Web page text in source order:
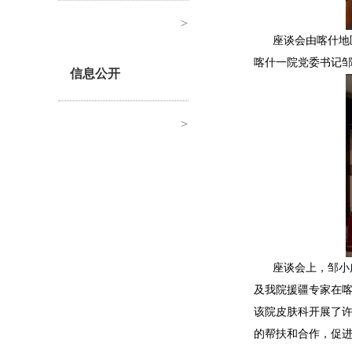
>
信息公开
>
座谈会由喀什
喀什一院党委书记
座谈会上，邹
及我院援疆专家在
该院皮肤科开展了
的帮扶和合作，促